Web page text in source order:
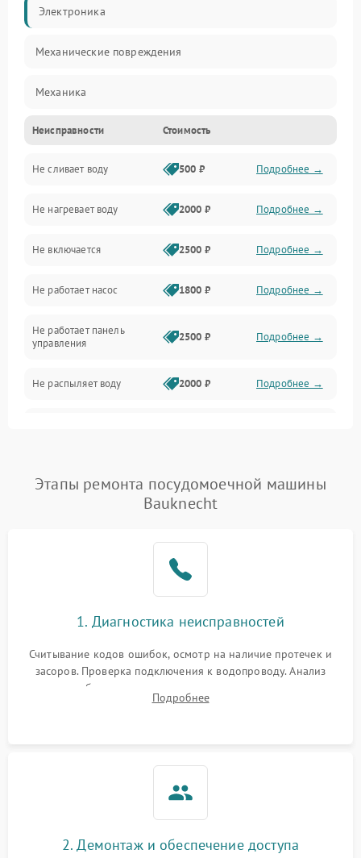
Электроника
Механические повреждения
Механика
Управление
Электропитание
Датчики
Нагрев
Вода
Гигиена
Программное обеспечение
Неисправности Стоимость
Не сливает воду 500 ₽ Подробнее →
Не нагревает воду 2000 ₽ Подробнее →
Не включается 2500 ₽ Подробнее →
Не работает насос 1800 ₽ Подробнее →
Не работает панель
управления
2500 ₽ Подробнее →
Не распыляет воду 2000 ₽ Подробнее →
Проблемы с набором
воды
1800 ₽ Подробнее →
1700 ₽
циркуляционным насосом
2100 ₽ Подробнее →
Этапы ремонта посудомоечной машины
Bauknecht
1. Диагностика неисправностей
Считывание кодов ошибок, осмотр на наличие протечек и
засоров. Проверка подключения к водопроводу. Анализ
жалоб на отсутствие слива, нагрева, вращения
разбрызгивателей или срабатывание системы защиты
Подробнее
2. Демонтаж и обеспечение доступа